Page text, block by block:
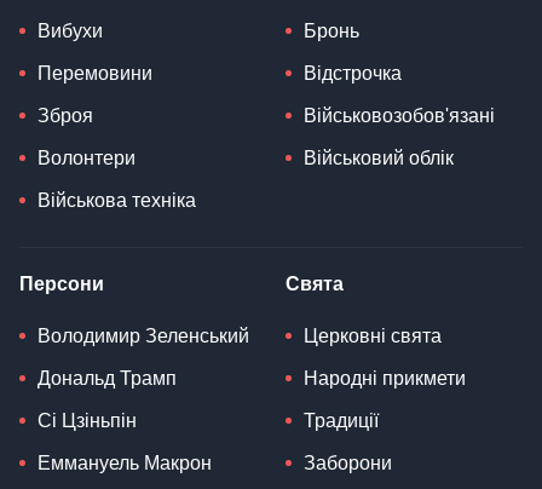
Вибухи
Перемовини
Зброя
Волонтери
Військова техніка
Бронь
Відстрочка
Військовозобов'язані
Військовий облік
Персони
Володимир Зеленський
Дональд Трамп
Сі Цзіньпін
Еммануель Макрон
Свята
Церковні свята
Народні прикмети
Традиції
Заборони